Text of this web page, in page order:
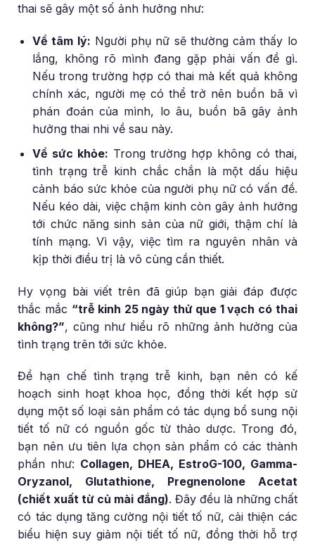
thai sẽ gây một số ảnh hưởng như:
Về tâm lý: Người phụ nữ sẽ thường cảm thấy lo
lắng, không rõ mình đang gặp phải vấn đề gì.
Nếu trong trường hợp có thai mà kết quả không
chính xác, người mẹ có thể trở nên buồn bã vì
phán đoán của mình, lo âu, buồn bã gây ảnh
hưởng thai nhi về sau này.
Về sức khỏe: Trong trường hợp không có thai,
tình trạng trễ kinh chắc chắn là một dấu hiệu
cảnh báo sức khỏe của người phụ nữ có vấn đề.
Nếu kéo dài, việc chậm kinh còn gây ảnh hưởng
tới chức năng sinh sản của nữ giới, thậm chí là
tính mạng. Vì vậy, việc tìm ra nguyên nhân và
kịp thời điều trị là vô cùng cần thiết.
Hy vọng bài viết trên đã giúp bạn giải đáp được
thắc mắc “trễ kinh 25 ngày thử que 1 vạch có thai
không?”, cũng như hiểu rõ những ảnh hưởng của
tình trạng trên tới sức khỏe.
Để hạn chế tình trạng trễ kinh, bạn nên có kế
hoạch sinh hoạt khoa học, đồng thời kết hợp sử
dụng một số loại sản phẩm có tác dụng bổ sung nội
tiết tố nữ có nguồn gốc từ thảo dược. Trong đó,
bạn nên ưu tiên lựa chọn sản phẩm có các thành
phần như: Collagen, DHEA, EstroG-100, Gamma-
Oryzanol, Glutathione, Pregnenolone Acetat
(chiết xuất từ củ mài đắng). Đây đều là những chất
có tác dụng tăng cường nội tiết tố nữ, cải thiện các
biểu hiện suy giảm nội tiết tố nữ, đồng thời hỗ trợ